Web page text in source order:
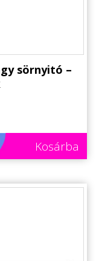
sörnyitó –
Kosárba